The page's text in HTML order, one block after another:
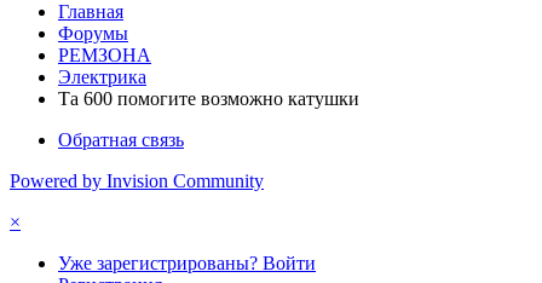
Главная
Форумы
РЕМЗОНА
Электрика
Та 600 помогите возможно катушки
Обратная связь
Powered by Invision Community
×
Уже зарегистрированы? Войти